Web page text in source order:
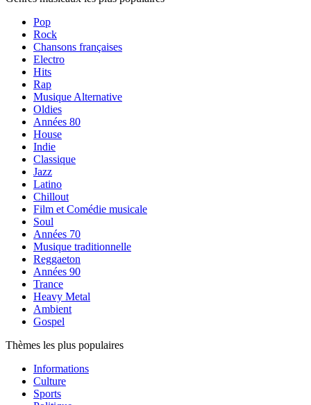
Pop
Rock
Chansons françaises
Electro
Hits
Rap
Musique Alternative
Oldies
Années 80
House
Indie
Classique
Jazz
Latino
Chillout
Film et Comédie musicale
Soul
Années 70
Musique traditionnelle
Reggaeton
Années 90
Trance
Heavy Metal
Ambient
Gospel
Thèmes les plus populaires
Informations
Culture
Sports